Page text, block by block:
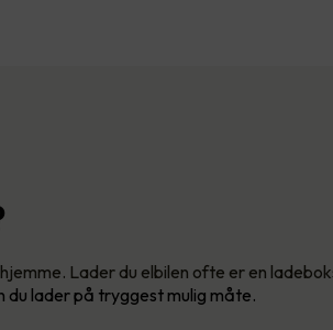
Lader du elbilen ofte er en
du lader på tryggest mulig måte.